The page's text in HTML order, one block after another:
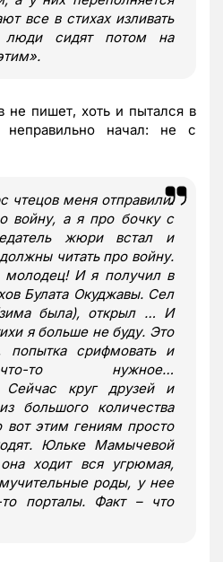
все в стихах изливать
люди сидят потом на
».
пишет, хоть и пытался в
неправильно начал: не с
чтецов меня отправили.
войну, а я про бочку с
жюри встал и
читать про войну.
И я получил в
Булата Окуджавы. Сел
была), открыл … И
я больше не буду. Это
попытка срифмовать и
то нужное…
Сейчас круг друзей и
большого количества
вот этим гениям просто
Юльке Мамычевой
ходит вся угрюмая,
роды, у нее
то порталы. Факт – что